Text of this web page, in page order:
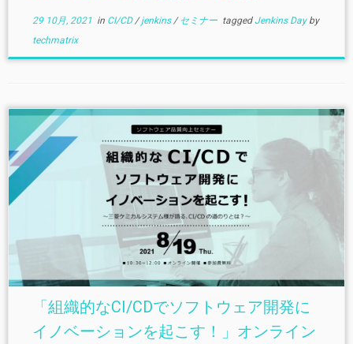
29 10月, 2021in CI/CD/jenkins/ セミナー taggedJenkins Day by
techmatrix
「組織的なCI/CDでソフトウェア開発に
イノベーションを起こす！」オンライン